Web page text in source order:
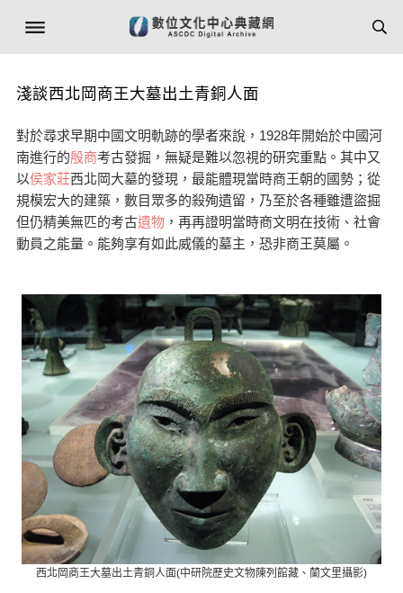
淺談西北岡商王大墓出土青銅人面
對於尋求早期中國文明軌跡的學者來說，1928年開始於中國河
南進行的殷商考古發掘，無疑是難以忽視的研究重點。其中又
以侯家莊西北岡大墓的發現，最能體現當時商王朝的國勢；從
規模宏大的建築，數目眾多的殺殉遺留，乃至於各種雖遭盜掘
但仍精美無匹的考古遺物，再再證明當時商文明在技術、社會
動員之能量。能夠享有如此威儀的墓主，恐非商王莫屬。
西北岡商王大墓出土青銅人面(中研院歷史文物陳列館藏、蘭文里攝影)